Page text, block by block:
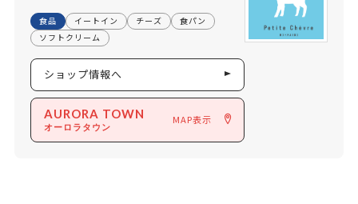
食品 イートイン チーズ
食パン
ソフトクリーム
ショップ情報へ
AURORA TOWN
オーロラタウン
MAP表示